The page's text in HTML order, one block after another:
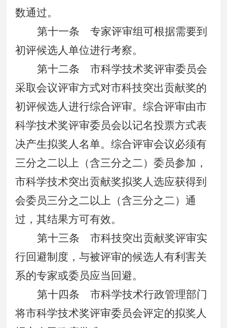
数通过。
第十一条
专家评审组可根据需要到
初评候选人单位进行考察。
第十二条
市科学技术奖评审委员会
采取会议评审方式对市科技突出贡献奖的
初评候选人进行综合评审。综合评审由市
科学技术奖评审委员会以记名投票方式表
决产生拟奖人名单。综合评审会议必须有
三分之二以上（含三分之二）委员参加，
市科学技术突出贡献奖拟奖人选应获得到
会委员三分之二以上（含三分之二）通
过，其结果方可有效。
第十三条
市科技突出贡献奖评审实
行回避制度，与被评审的候选人有利害关
系的专家或委员应当回避。
第十四条
市科学技术行政管理部门
将市科学技术奖评审委员会评定的拟奖人